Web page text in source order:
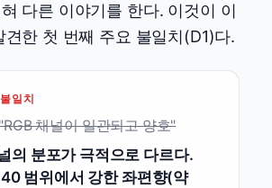
다른 이야기를 한다. 이것이 이
견한 첫 번째 주요 불일치(D1)다.
일치
채널이 일관되고 양호"
의 분포가 극적으로 다르다.
범위에서 강한 좌편향(약